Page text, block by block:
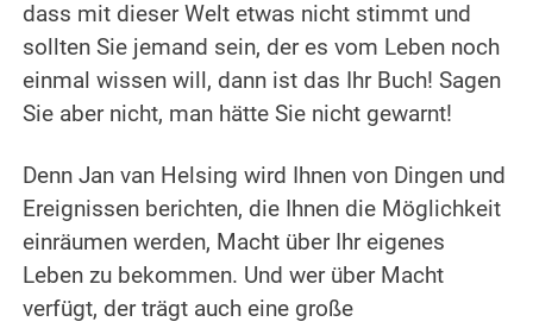
dass mit dieser Welt etwas nicht stimmt und
sollten Sie jemand sein, der es vom Leben noch
einmal wissen will, dann ist das Ihr Buch! Sagen
Sie aber nicht, man hätte Sie nicht gewarnt!
Denn Jan van Helsing wird Ihnen von Dingen und
Ereignissen berichten, die Ihnen die Möglichkeit
einräumen werden, Macht über Ihr eigenes
Leben zu bekommen. Und wer über Macht
verfügt, der trägt auch eine große